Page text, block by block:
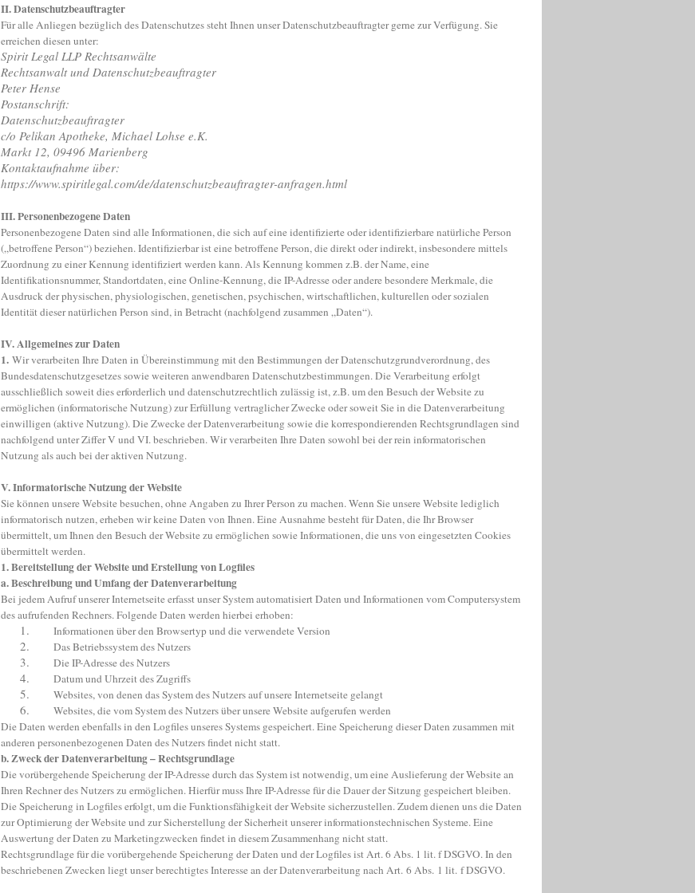
II. Datenschutzbeauftragter
Für alle Anliegen bezüglich des Datenschutzes steht Ihnen unser Datenschutzbeauftragter gerne zur Verfügung. Sie
erreichen diesen unter:
Spirit Legal LLP Rechtsanwälte
Rechtsanwalt und Datenschutzbeauftragter
Peter Hense
Postanschrift:
Datenschutzbeauftragter
c/o Pelikan Apotheke, Michael Lohse e.K.
Markt 12, 09496 Marienberg
Kontaktaufnahme über:
https://www.spiritlegal.com/de/datenschutzbeauftragter-anfragen.html
III. Personenbezogene Daten
Personenbezogene Daten sind alle Informationen, die sich auf eine identifizierte oder identifizierbare natürliche Person
(„betroffene Person“) beziehen. Identifizierbar ist eine betroffene Person, die direkt oder indirekt, insbesondere mittels
Zuordnung zu einer Kennung identifiziert werden kann. Als Kennung kommen z.B. der Name, eine
Identifikationsnummer, Standortdaten, eine Online-Kennung, die IP-Adresse oder andere besondere Merkmale, die
Ausdruck der physischen, physiologischen, genetischen, psychischen, wirtschaftlichen, kulturellen oder sozialen
Identität dieser natürlichen Person sind, in Betracht (nachfolgend zusammen „Daten“).
IV. Allgemeines zur Daten
1. Wir verarbeiten Ihre Daten in Übereinstimmung mit den Bestimmungen der Datenschutzgrundverordnung, des
Bundesdatenschutzgesetzes sowie weiteren anwendbaren Datenschutzbestimmungen. Die Verarbeitung erfolgt
ausschließlich soweit dies erforderlich und datenschutzrechtlich zulässig ist, z.B. um den Besuch der Website zu
ermöglichen (informatorische Nutzung) zur Erfüllung vertraglicher Zwecke oder soweit Sie in die Datenverarbeitung
einwilligen (aktive Nutzung). Die Zwecke der Datenverarbeitung sowie die korrespondierenden Rechtsgrundlagen sind
nachfolgend unter Ziffer V und VI. beschrieben. Wir verarbeiten Ihre Daten sowohl bei der rein informatorischen
Nutzung als auch bei der aktiven Nutzung.
V. Informatorische Nutzung der Website
Sie können unsere Website besuchen, ohne Angaben zu Ihrer Person zu machen. Wenn Sie unsere Website lediglich
informatorisch nutzen, erheben wir keine Daten von Ihnen. Eine Ausnahme besteht für Daten, die Ihr Browser
übermittelt, um Ihnen den Besuch der Website zu ermöglichen sowie Informationen, die uns von eingesetzten Cookies
übermittelt werden.
1. Bereitstellung der Website und Erstellung von Logfiles
a. Beschreibung und Umfang der Datenverarbeitung
Bei jedem Aufruf unserer Internetseite erfasst unser System automatisiert Daten und Informationen vom Computersystem
des aufrufenden Rechners. Folgende Daten werden hierbei erhoben:
1.Informationen über den Browsertyp und die verwendete Version
2.Das Betriebssystem des Nutzers
3.Die IP-Adresse des Nutzers
4.Datum und Uhrzeit des Zugriffs
5.Websites, von denen das System des Nutzers auf unsere Internetseite gelangt
6.Websites, die vom System des Nutzers über unsere Website aufgerufen werden
Die Daten werden ebenfalls in den Logfiles unseres Systems gespeichert. Eine Speicherung dieser Daten zusammen mit
anderen personenbezogenen Daten des Nutzers findet nicht statt.
b. Zweck der Datenverarbeitung – Rechtsgrundlage
Die vorübergehende Speicherung der IP-Adresse durch das System ist notwendig, um eine Auslieferung der Website an
Ihren Rechner des Nutzers zu ermöglichen. Hierfür muss Ihre IP-Adresse für die Dauer der Sitzung gespeichert bleiben.
Die Speicherung in Logfiles erfolgt, um die Funktionsfähigkeit der Website sicherzustellen. Zudem dienen uns die Daten
zur Optimierung der Website und zur Sicherstellung der Sicherheit unserer informationstechnischen Systeme. Eine
Auswertung der Daten zu Marketingzwecken findet in diesem Zusammenhang nicht statt.
Rechtsgrundlage für die vorübergehende Speicherung der Daten und der Logfiles ist Art. 6 Abs. 1 lit. f DSGVO. In den
beschriebenen Zwecken liegt unser berechtigtes Interesse an der Datenverarbeitung nach Art. 6 Abs. 1 lit. f DSGVO.